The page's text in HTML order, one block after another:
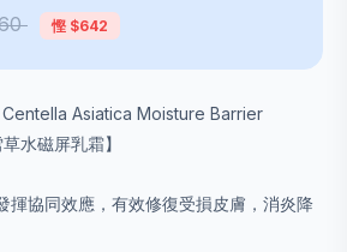
慳 $642
Centella Asiatica Moisture Barrier
水磁屏乳霜】
協同效應，有效修復受損皮膚，消炎降